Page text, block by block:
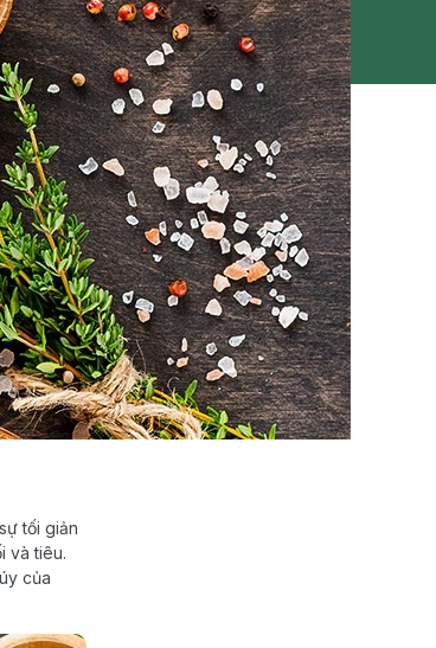
tối giản
và tiêu.
của